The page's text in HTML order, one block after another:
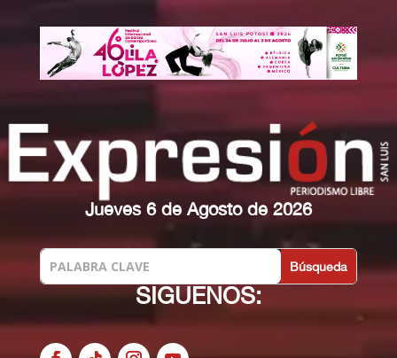
Jueves 6 de Agosto de 2026
SIGUENOS: